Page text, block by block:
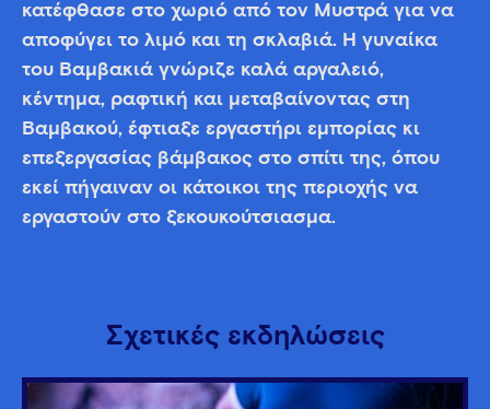
κατέφθασε στο χωριό από τον Μυστρά για να
αποφύγει το λιμό και τη σκλαβιά. Η γυναίκα
του Βαμβακιά γνώριζε καλά αργαλειό,
κέντημα, ραφτική και μεταβαίνοντας στη
Βαμβακού, έφτιαξε εργαστήρι εμπορίας κι
επεξεργασίας βάμβακος στο σπίτι της, όπου
εκεί πήγαιναν οι κάτοικοι της περιοχής να
εργαστούν στο ξεκουκούτσιασμα.
Σχετικές εκδηλώσεις